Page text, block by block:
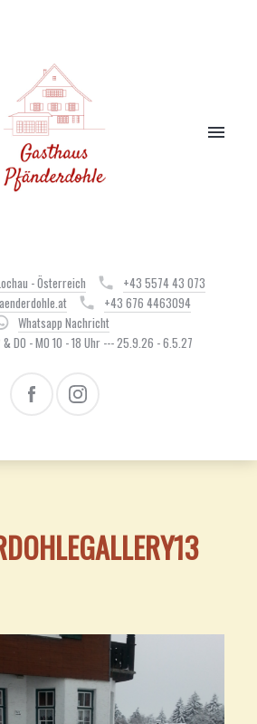
- Österreich
+43 5574 43 073
+43 676 4463094
Whatsapp Nachricht
DO - MO 10 - 18 Uhr --- 25.9.26 - 6.5.27